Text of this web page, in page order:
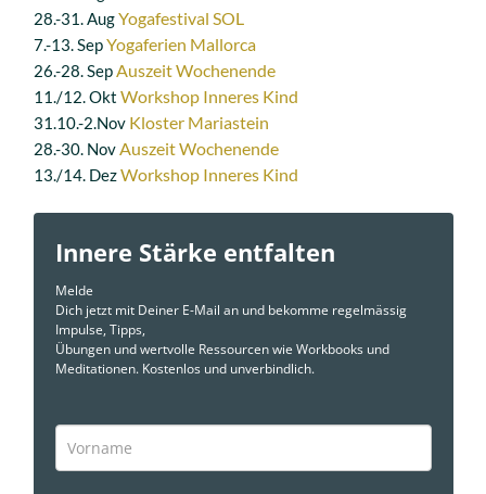
28.-31. AugYogafestival SOL
7.-13. SepYogaferien Mallorca
26.-28. SepAuszeit Wochenende
11./12. Okt Workshop Inneres Kind
31.10.-2.Nov Kloster Mariastein
28.-30. NovAuszeit Wochenende
13./14. DezWorkshop Inneres Kind
Innere Stärke entfalten
Melde
Dich jetzt mit Deiner E-Mail an und bekomme regelmässig
Impulse, Tipps,
Übungen und wertvolle Ressourcen wie Workbooks und
Meditationen. Kostenlos und unverbindlich.